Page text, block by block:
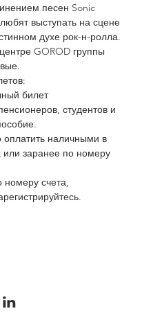
песен Sonic
выступать на сцене
духе рок-н-ролла.
GOROD группы
билет
студентов и
наличными в
или заранее по номеру
счета,